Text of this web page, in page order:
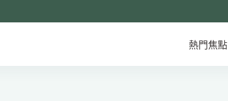
熱門焦點